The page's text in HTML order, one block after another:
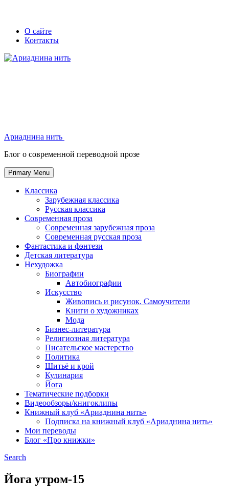
Skip
Secondary
left
navigation
Secondary
right
navigation
О сайте
Контакты
Ариаднина нить
Блог о современной переводной прозе
Primary Menu
Классика
Зарубежная классика
Русская классика
Современная проза
Современная зарубежная проза
Современная русская проза
Фантастика и фэнтези
Детская литература
Нехудожка
Биографии
Автобиографии
Искусство
Живопись и рисунок. Самоучители
Книги о художниках
Мода
Бизнес-литература
Религиозная литература
Писательское мастерство
Политика
Шитьё и крой
Кулинария
Йога
Тематические подборки
Видеообзоры/книгоклипы
Книжный клуб «Ариаднина нить»
Подписка на книжный клуб «Ариаднина нить»
Мои переводы
Блог «Про книжки»
Search
Йога утром-15